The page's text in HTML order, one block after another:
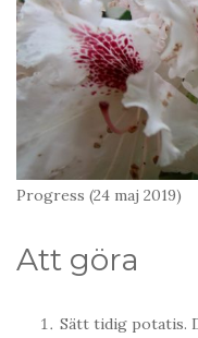
Progress (24 maj 2019)
Att göra
Sätt tidig potatis.